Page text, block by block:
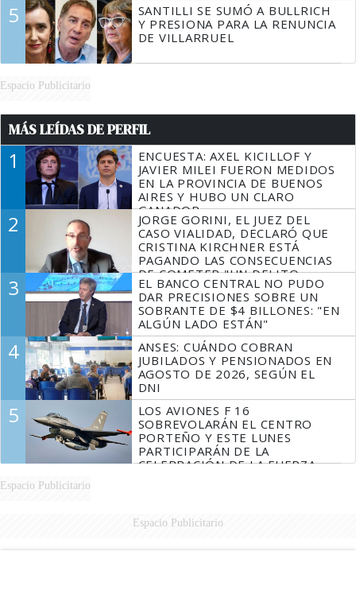
5
SANTILLI SE SUMÓ A BULLRICH
Y PRESIONA PARA LA RENUNCIA
DE VILLARRUEL
Espacio Publicitario
MÁS LEÍDAS DE PERFIL
1
ENCUESTA: AXEL KICILLOF Y
JAVIER MILEI FUERON MEDIDOS
EN LA PROVINCIA DE BUENOS
AIRES Y HUBO UN CLARO
GANADOR
2
JORGE GORINI, EL JUEZ DEL
CASO VIALIDAD, DECLARÓ QUE
CRISTINA KIRCHNER ESTÁ
PAGANDO LAS CONSECUENCIAS
DE COMETER "UN DELITO
COMPROBADO"
3
EL BANCO CENTRAL NO PUDO
DAR PRECISIONES SOBRE UN
SOBRANTE DE $4 BILLONES: "EN
ALGÚN LADO ESTÁN"
4
ANSES: CUÁNDO COBRAN
JUBILADOS Y PENSIONADOS EN
AGOSTO DE 2026, SEGÚN EL
DNI
5
LOS AVIONES F 16
SOBREVOLARÁN EL CENTRO
PORTEÑO Y ESTE LUNES
PARTICIPARÁN DE LA
CELEBRACIÓN DE LA FUERZA
Espacio Publicitario
Espacio Publicitario